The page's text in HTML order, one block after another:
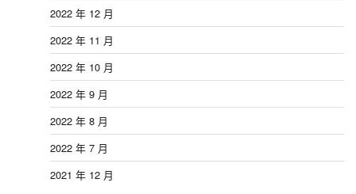
2022 年 12 月
2022 年 11 月
2022 年 10 月
2022 年 9 月
2022 年 8 月
2022 年 7 月
2021 年 12 月